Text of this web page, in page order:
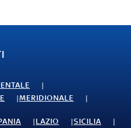
MERIDIONALE
LAZIO
SICILIA